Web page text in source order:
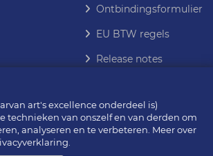
art's excellence onderdeel is)
technieken van onszelf en van derden om
analyseren en te verbeteren. Meer over
Ontbindingsformulier
EU BTW regels
Release notes
avelanche